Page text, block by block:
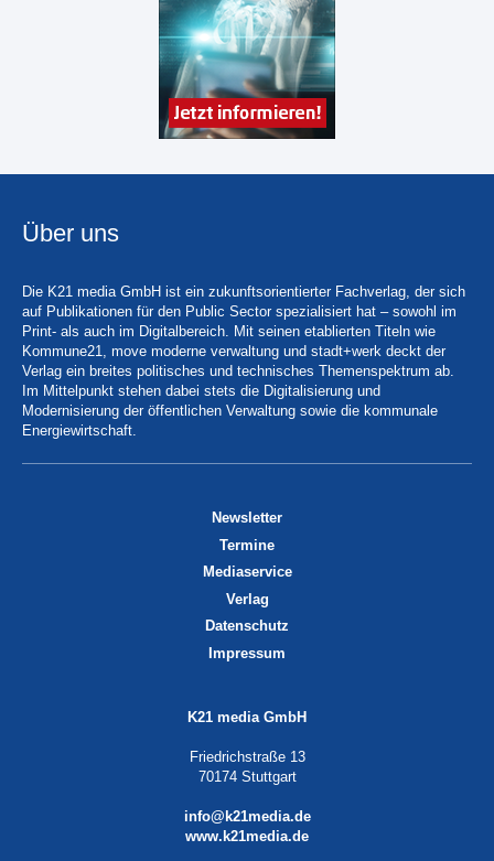
Über uns
Die K21 media GmbH ist ein zukunftsorientierter Fachverlag, der sich
auf Publikationen für den Public Sector spezialisiert hat – sowohl im
Print- als auch im Digitalbereich. Mit seinen etablierten Titeln wie
Kommune21, move moderne verwaltung und stadt+werk deckt der
Verlag ein breites politisches und technisches Themenspektrum ab.
Im Mittelpunkt stehen dabei stets die Digitalisierung und
Modernisierung der öffentlichen Verwaltung sowie die kommunale
Energiewirtschaft.
Newsletter
Termine
Mediaservice
Verlag
Datenschutz
Impressum
K21 media GmbH
Friedrichstraße 13
70174 Stuttgart
info@k21media.de
www.k21media.de